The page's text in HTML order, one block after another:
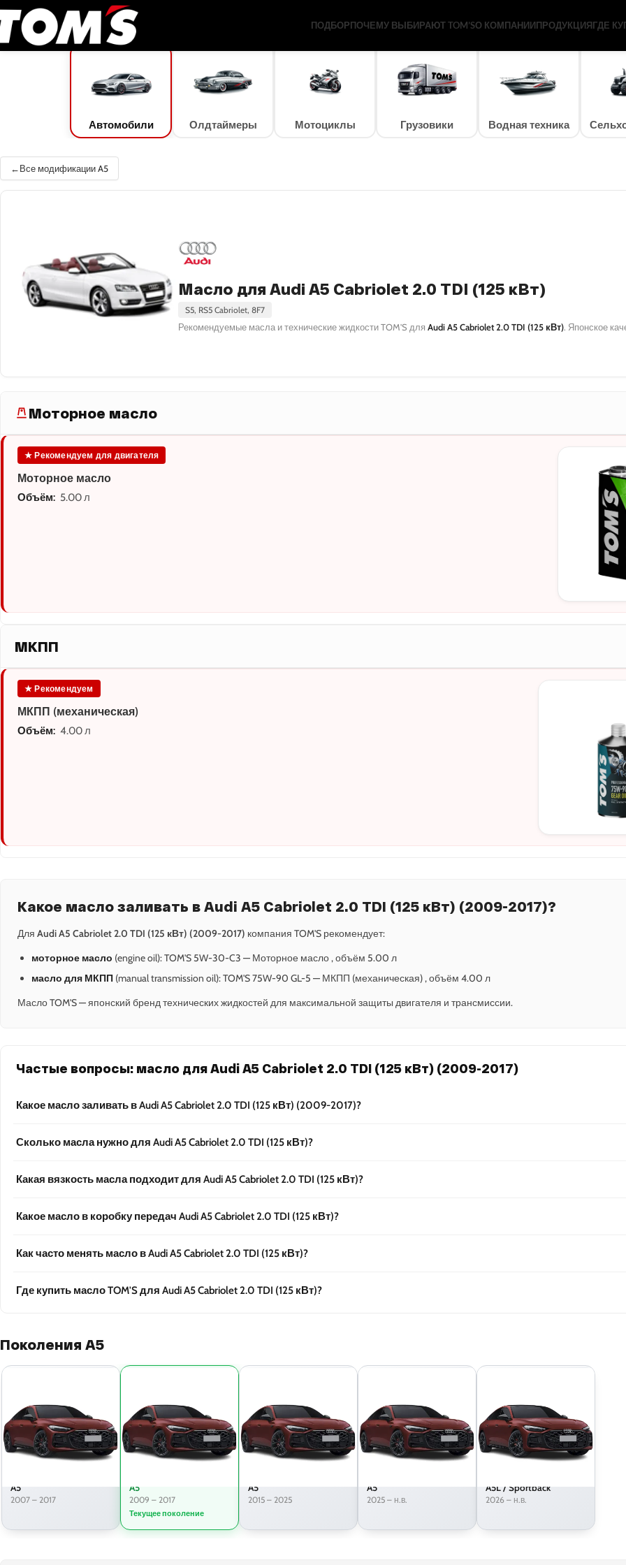
ПОДБОРПОЧЕМУ ВЫБИРАЮТ TOM’SО КОМПАНИИПРОДУКЦИЯ
5W-30 C3
5W-30 DL-1
0W-20 PAO
0W-20
0W-30 DL-1
ГДЕ
TOM'S Oil /Подбор масла /Автомобили
Автомобили Олдтаймеры Мотоциклы Грузовики Водная техника
Все модификации A5
Масло для Audi A5 Cabriolet 2.0 TDI (125 кВт)
S5, RS5 Cabriolet, 8F7
Рекомендуемые масла и технические жидкости TOM'S для Audi A5 Cabriolet 2.0 TDI (125 кВт). Японское
Моторное масло
★ Рекомендуем для двигателя
Моторное масло
Объём: 5.00 л
МКПП
★ Рекомендуем
МКПП (механическая)
Объём: 4.00 л
Какое масло заливать в Audi A5 Cabriolet 2.0 TDI (125 кВт) (2009-2017)?
Для Audi A5 Cabriolet 2.0 TDI (125 кВт) (2009-2017) компания TOM'S рекомендует:
моторное масло (engine oil): TOM'S 5W-30-C3 — Моторное масло , объём 5.00 л
масло для МКПП (manual transmission oil): TOM'S 75W-90 GL-5 — МКПП (механическая) , объём 4.00 л
Масло TOM'S — японский бренд технических жидкостей для максимальной защиты двигателя и трансмиссии.
Частые вопросы: масло для Audi A5 Cabriolet 2.0 TDI (125 кВт) (2009-2017)
Какое масло заливать в Audi A5 Cabriolet 2.0 TDI (125 кВт) (2009-2017)?
Сколько масла нужно для Audi A5 Cabriolet 2.0 TDI (125 кВт)?
Какая вязкость масла подходит для Audi A5 Cabriolet 2.0 TDI (125 кВт)?
Какое масло в коробку передач Audi A5 Cabriolet 2.0 TDI (125 кВт)?
Как часто менять масло в Audi A5 Cabriolet 2.0 TDI (125 кВт)?
Где купить масло TOM'S для Audi A5 Cabriolet 2.0 TDI (125 кВт)?
Поколения A5
A5
2007 – 2017
A5
2009 – 2017
Текущее поколение
A5
2015 – 2025
A5
2025 – н.в.
A5L / Sportback
2026 – н.в.